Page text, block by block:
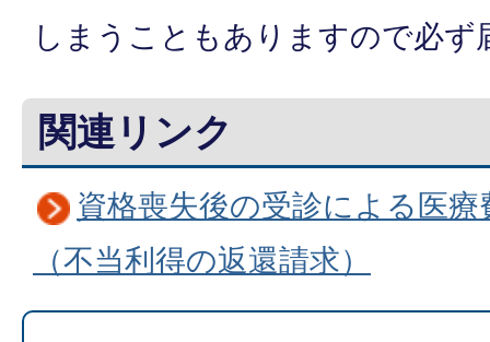
しまうこともありますので必ず
関連リンク
資格喪失後の受診による医
（不当利得の返還請求）